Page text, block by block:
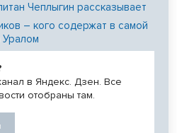
Чеплыгин рассказывает
– кого содержат в самой
Уралом
в Яндекс. Дзен. Все
отобраны там.